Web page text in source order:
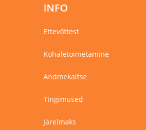
INFO
Ettevõttest
Kohaletoimetamine
Andmekaitse
Tingimused
Järelmaks